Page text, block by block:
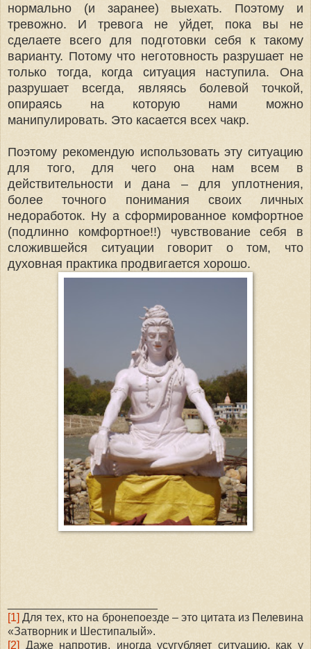
нормально (и заранее) выехать. Поэтому и
тревожно. И тревога не уйдет, пока вы не
сделаете всего для подготовки себя к такому
варианту. Потому что неготовность разрушает не
только тогда, когда ситуация наступила. Она
разрушает всегда, являясь болевой точкой,
опираясь на которую нами можно
манипулировать. Это касается всех чакр.
Поэтому рекомендую использовать эту ситуацию
для того, для чего она нам всем в
действительности и дана – для уплотнения,
более точного понимания своих личных
недоработок. Ну а сформированное комфортное
(подлинно комфортное!!) чувствование себя в
сложившейся ситуации говорит о том, что
духовная практика продвигается хорошо.
[1] Для тех, кто на бронепоезде – это цитата из Пелевина
«Затворник и Шестипалый».
[2]
Даже напротив, иногда усугубляет ситуацию, как у